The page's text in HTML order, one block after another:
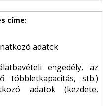
adatok
engedély, az
többletkapacitás, stb.)
adatok (kezdete,